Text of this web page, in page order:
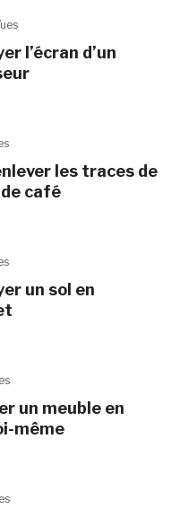
l’écran d’un
les traces de
café
un sol en
un meuble en
même